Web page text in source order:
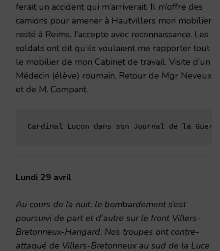
ferait un accident qui m’arriverait. Il m’offre des
camions pour amener à Hautvillers mon mobilier
resté à Reims. J’accepte avec reconnaissance. Les
soldats ont dit qu’ils voulaient me rapporter tout
le mobilier de mon Cabinet de travail. Visite d’un
Médecin (élève) roumain. Retour de Mgr Neveux
et de M. Compant.
Cardinal Luçon dans son Journal de la
Lundi 29 avril
Au cours de la nuit, le bombardement s’est
poursuivi de part et d’autre sur le front Villers-
Bretonneux-Hangard. Nos troupes ont contre-
attaqué de Villers-Bretonneux au sud de la Luce